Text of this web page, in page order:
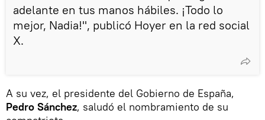
adelante en tus manos hábiles. ¡Todo lo
mejor, Nadia!", publicó Hoyer en la red social
X.
A su vez, el presidente del Gobierno de España,
Pedro Sánchez, saludó el nombramiento de su